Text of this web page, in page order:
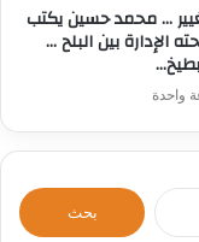
… محمد حسين يكتب
الإدارة بين البلح …
واحدة